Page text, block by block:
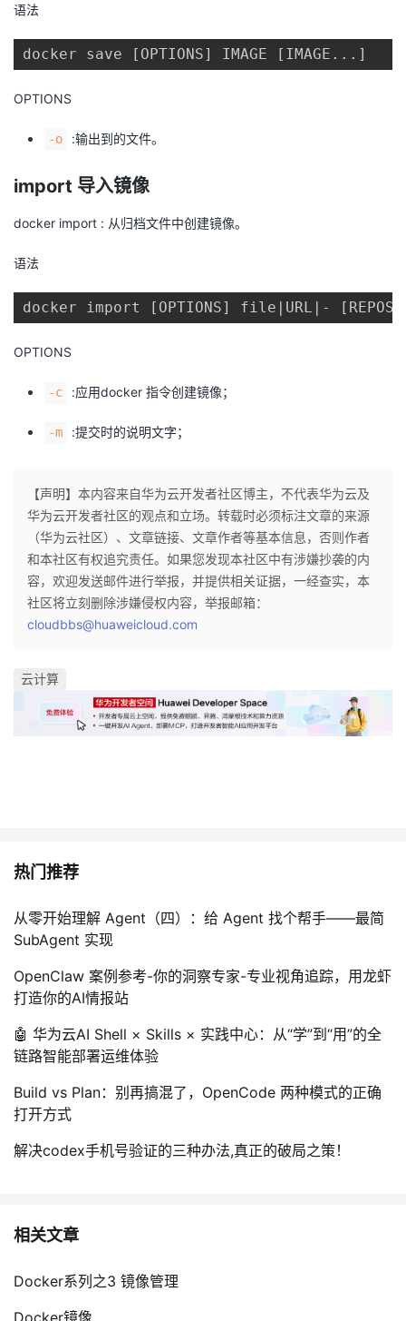
语法
docker save [OPTIONS] IMAGE [IMAGE...]
OPTIONS
-o :输出到的文件。
import 导入镜像
docker import : 从归档文件中创建镜像。
语法
docker import [OPTIONS] file|URL|-
OPTIONS
-c :应用docker 指令创建镜像；
-m :提交时的说明文字；
【声明】本内容来自华为云开发者社区博主，不代表华为云及
华为云开发者社区的观点和立场。转载时必须标注文章的来源
（华为云社区）、文章链接、文章作者等基本信息，否则作者
和本社区有权追究责任。如果您发现本社区中有涉嫌抄袭的内
容，欢迎发送邮件进行举报，并提供相关证据，一经查实，本
社区将立刻删除涉嫌侵权内容，举报邮箱：
cloudbbs@huaweicloud.com
云计算
热门推荐
从零开始理解 Agent（四）：给 Agent 找个帮手——最简
SubAgent 实现
OpenClaw 案例参考-你的洞察专家-专业视角追踪，用龙虾
打造你的AI情报站
🤖 华为云AI Shell × Skills × 实践中心：从“学”到“用”的全
链路智能部署运维体验
Build vs Plan：别再搞混了，OpenCode 两种模式的正确
打开方式
解决codex手机号验证的三种办法,真正的破局之策！
相关文章
Docker系列之3 镜像管理